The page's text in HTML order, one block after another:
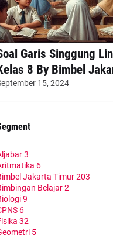
Garis Singgung
8 By Bimbel
15, 2024
3
6
Jakarta Timur203
Belajar2
9
6
32
5